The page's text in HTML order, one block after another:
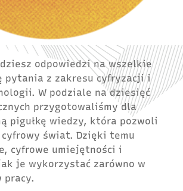
odpowiedzi na wszelkie
pytania z zakresu cyfryzacji i
W podziale na dziesięć
przygotowaliśmy dla
pigułkę wiedzy, która pozwoli
cyfrowy świat. Dzięki temu
cyfrowe umiejętności i
je wykorzystać zarówno w
pracy.